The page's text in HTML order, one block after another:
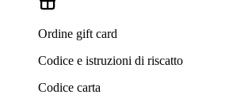
Ordine gift card
Codice e istruzioni di riscatto
Codice carta